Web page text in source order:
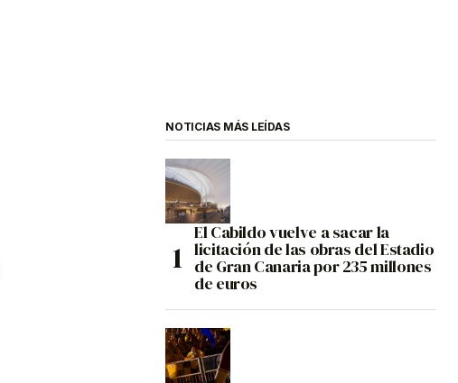
NOTICIAS MÁS LEÍDAS
El Cabildo vuelve a sacar la
licitación de las obras del Estadio
de Gran Canaria por 235 millones
de euros